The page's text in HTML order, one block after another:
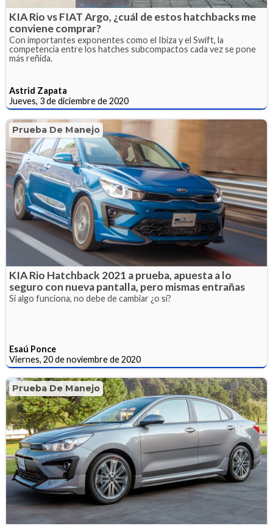
KIA Rio vs FIAT Argo, ¿cuál de estos hatchbacks me
conviene comprar?
Con importantes exponentes como el Ibiza y el Swift, la
competencia entre los hatches subcompactos cada vez se pone
más reñida.
Astrid Zapata
Jueves, 3 de diciembre de 2020
Prueba De Manejo
KIA Rio Hatchback 2021 a prueba, apuesta a lo
seguro con nueva pantalla, pero mismas entrañas
Si algo funciona, no debe de cambiar ¿o sí?
Esaú Ponce
Viernes, 20 de noviembre de 2020
Prueba De Manejo